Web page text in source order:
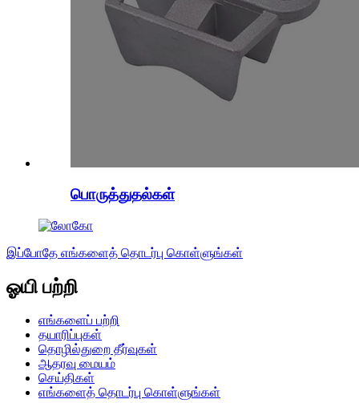
பொருத்துதல்கள்
இப்போதே எங்களைத் தொடர்பு கொள்ளுங்கள்
ஓயி பற்றி
எங்களைப் பற்றி
தயாரிப்புகள்
தொழில்துறை தீர்வுகள்
ஆதரவு மையம்
செய்திகள்
எங்களைத் தொடர்பு கொள்ளுங்கள்